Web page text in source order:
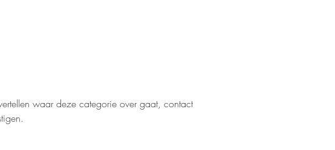
waar deze categorie over gaat, contact